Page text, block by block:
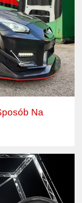
Na